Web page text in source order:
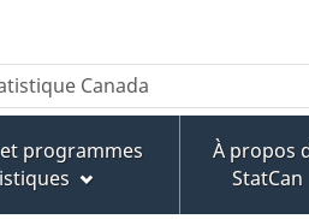
programmes
À propos
StatCan